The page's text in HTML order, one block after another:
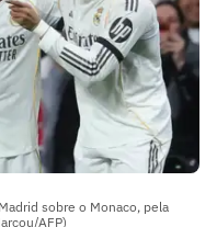
sobre o Monaco, pela
AFP)